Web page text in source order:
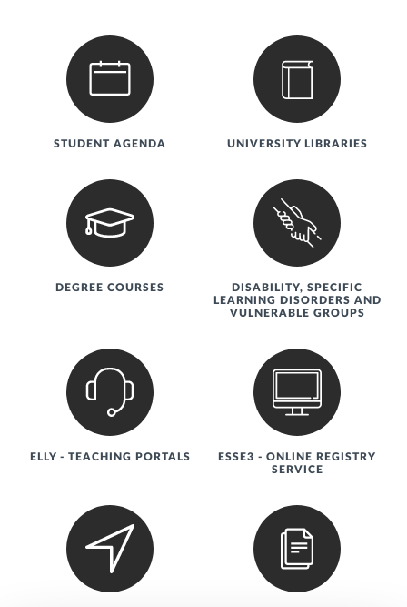
Servizi utili
STUDENT AGENDA UNIVERSITY LIBRARIES
DEGREE COURSES
DISABILITY, SPECIFIC
LEARNING DISORDERS AND
VULNERABLE GROUPS
ELLY - TEACHING PORTALS
ESSE3 - ONLINE REGISTRY
SERVICE